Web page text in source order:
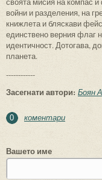
войни и разделения, на
книжлета и бляскави
единствено верния флаг
идентичност. Дотогава,
планета.
------------
Засегнати автори: Боян
0 коментари
Вашето име